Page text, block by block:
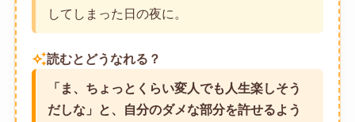
してしまった日の夜に。
auto_awesome読むとどうなれる？
「ま、ちょっとくらい変人でも人生楽しそう
だしな」と、自分のダメな部分を許せるよう